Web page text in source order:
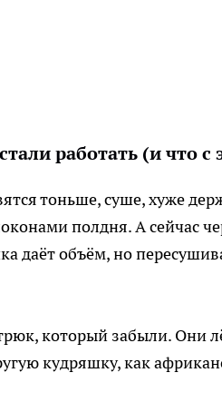
работать (и что с
тоньше, суше, хуже
полдня. А сейчас
даёт объём, но
который забыли. Они
кудряшку, как